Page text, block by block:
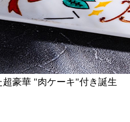
豪華 "肉ケーキ"付き誕生